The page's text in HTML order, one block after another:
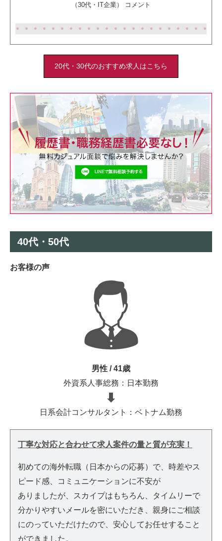
（30代・IT企業） コメント
4 5 6 7 8 9 1
0
1
1
1
2
1
3
1
4
1
5
1
6
1
7
1
8
1
9
2
0
2
1
2
2
2
3
2
4
2
5 6
20代・30代のおすすめ求人はこちら
40代・50代
お客様の声
男性 / 41歳
外資系人事総務：日本勤務
日系会計コンサルタント：ベトナム勤務
丁寧な対応と合わせて求人案件の量と質が充実！
初めての海外転職（日本からの応募）で、時差やス
ピード感、コミュニケーションに不安が
ありましたが、スカイプはもちろん、タイムリーで
分かりやすいメールを密にいただき、親身にご相談
にのっていただけたので、安心してお任せすること
ができました。